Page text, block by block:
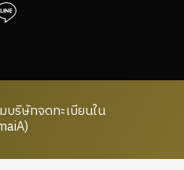
ริษัทจดทะเบียนใน